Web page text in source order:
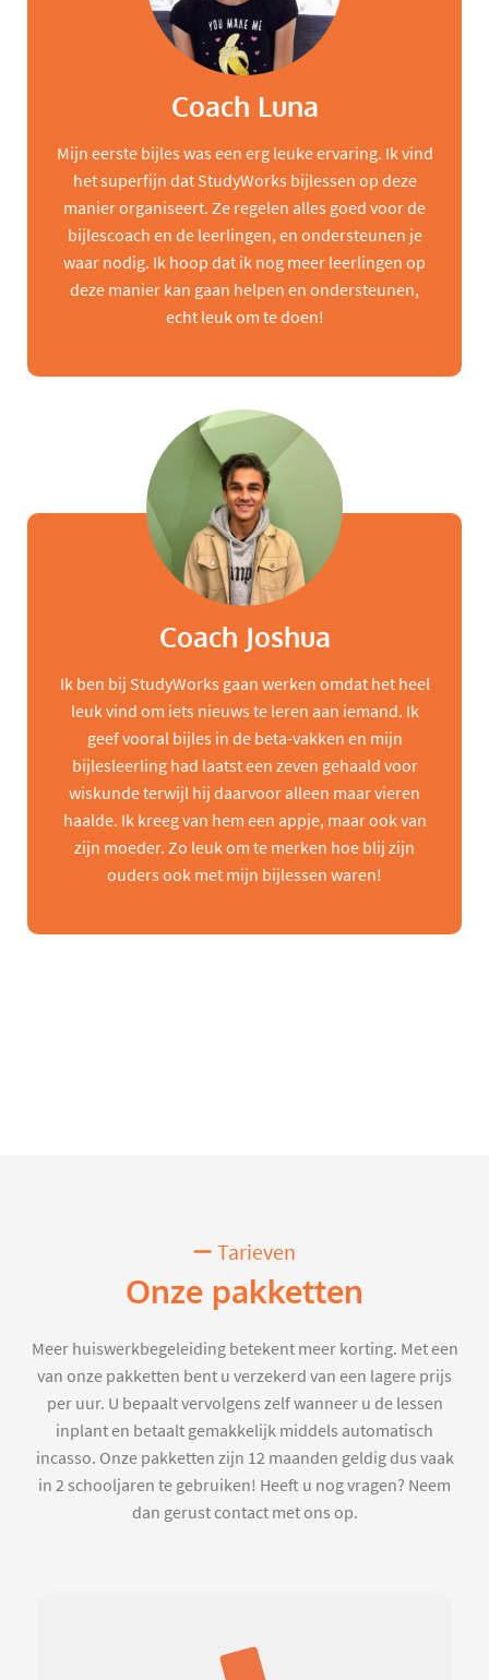
Coach Luna
Mijn eerste bijles was een erg leuke ervaring. Ik vind
het superfijn dat StudyWorks bijlessen op deze
manier organiseert. Ze regelen alles goed voor de
bijlescoach en de leerlingen, en ondersteunen je
waar nodig. Ik hoop dat ik nog meer leerlingen op
deze manier kan gaan helpen en ondersteunen,
echt leuk om te doen!
Coach Joshua
Ik ben bij StudyWorks gaan werken omdat het heel
leuk vind om iets nieuws te leren aan iemand. Ik
geef vooral bijles in de beta-vakken en mijn
bijlesleerling had laatst een zeven gehaald voor
wiskunde terwijl hij daarvoor alleen maar vieren
haalde. Ik kreeg van hem een appje, maar ook van
zijn moeder. Zo leuk om te merken hoe blij zijn
ouders ook met mijn bijlessen waren!
Tarieven
Onze pakketten
Meer huiswerkbegeleiding betekent meer korting. Met een
van onze pakketten bent u verzekerd van een lagere prijs
per uur. U bepaalt vervolgens zelf wanneer u de lessen
inplant en betaalt gemakkelijk middels automatisch
incasso. Onze pakketten zijn 12 maanden geldig dus vaak
in 2 schooljaren te gebruiken! Heeft u nog vragen? Neem
dan gerust contact met ons op.